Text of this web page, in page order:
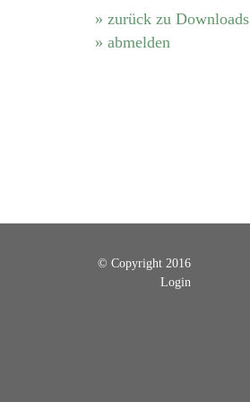
» zurück zu Downloads
» abmelden
© Copyright 2016
Login